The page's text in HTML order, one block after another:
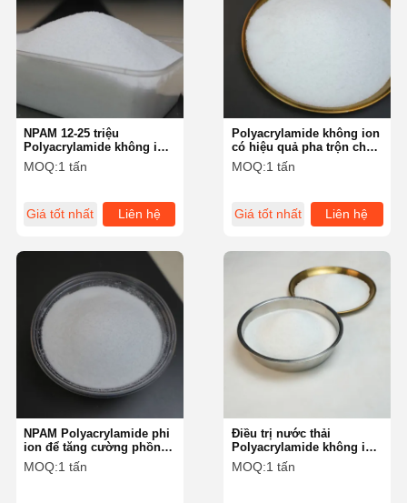
NPAM 12-25 triệu
Polyacrylamide không ion
với trọng lượng phân tử
tuyệt vời
MOQ:1 tấn
Giá tốt nhất Liên hệ
Polyacrylamide không ion
có hiệu quả pha trộn cho
xử lý nước công nghiệp
MOQ:1 tấn
Giá tốt nhất Liên hệ
NPAM Polyacrylamide phi
ion để tăng cường phồng
trong ngành công nghiệp
hóa học
MOQ:1 tấn
Điều trị nước thải
Polyacrylamide không ion
trong nhà máy thép Nhà
máy điện đúc Nhà máy
MOQ:1 tấn